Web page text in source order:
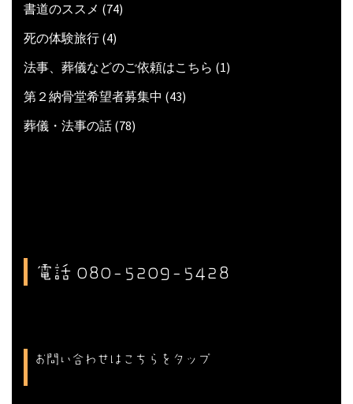
書道のススメ (74)
死の体験旅行 (4)
法事、葬儀などのご依頼はこちら (1)
第２納骨堂希望者募集中 (43)
葬儀・法事の話 (78)
電話 080-5209-5428
お問い合わせはこちらをタップ